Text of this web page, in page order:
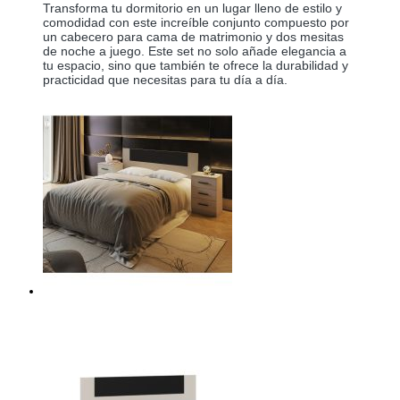
Transforma tu dormitorio en un lugar lleno de estilo y
comodidad con este increíble conjunto compuesto por
un cabecero para cama de matrimonio y dos mesitas
de noche a juego. Este set no solo añade elegancia a
tu espacio, sino que también te ofrece la durabilidad y
practicidad que necesitas para tu día a día.